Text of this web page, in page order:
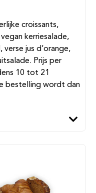
croissants,
kerriesalade,
verse jus d’orange,
Prijs per
10 tot 21
bestelling wordt dan